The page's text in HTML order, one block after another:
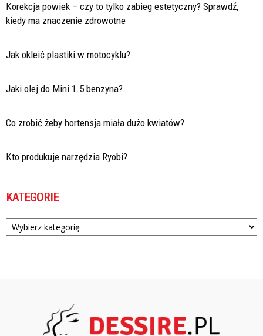
Korekcja powiek – czy to tylko zabieg estetyczny? Sprawdź,
kiedy ma znaczenie zdrowotne
Jak okleić plastiki w motocyklu?
Jaki olej do Mini 1.5 benzyna?
Co zrobić żeby hortensja miała dużo kwiatów?
Kto produkuje narzędzia Ryobi?
KATEGORIE
Kategorie